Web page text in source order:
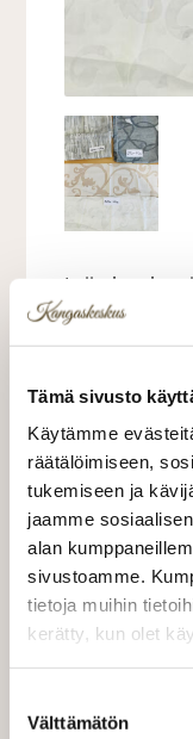
Tämä sivusto
Käytämme
räätälöimiseen,
tukemiseen ja
jaamme
alan
sivustoamme.
tietoja muihin
kerätty, kun olet
valinta
Välttämätön
Lajitelma
päällä
Lajitelma
kangaspalat
5,00 €